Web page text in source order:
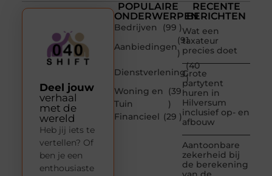
POPULAIRE
ONDERWERPEN
Bedrijven
(99 )
Aanbiedingen
(91
)
Dienstverlening
(40
)
Woning en
Tuin
(39
)
Financieel (29 )
RECENTE
BERICHTEN
Wat een
taxateur
precies doet
Grote
partytent
huren in
Hilversum
inclusief op- en
afbouw
Aantoonbare
zekerheid bij
de berekening
Deel jouw
verhaal
met de
wereld
Heb jij iets te
vertellen? Of
ben je een
enthousiaste